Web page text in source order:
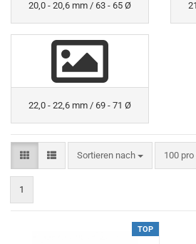
20,0 - 20,6 mm / 63 - 65 Ø
22,0 - 22,6 mm / 69 - 71 Ø
Sortieren nach
Sortieren nach 100
pro
1
TOP